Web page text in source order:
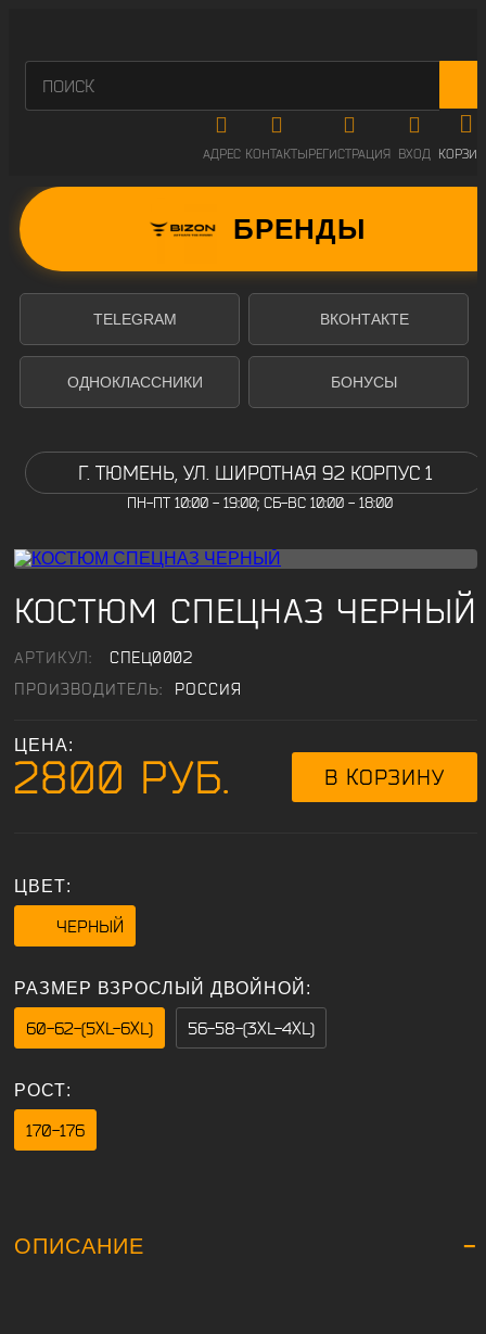
АДРЕС КОНТАКТЫРЕГИСТРАЦИЯ ВХОД
TELEGRAM ВКОНТАКТЕ
БРЕНДЫ
ОДНОКЛАССНИКИ БОНУСЫ
Г. ТЮМЕНЬ, УЛ. ШИРОТНАЯ 92 КОРПУС 1
ПН-ПТ 10:00 - 19:00; СБ-ВС 10:00 - 18:00
КОСТЮМ СПЕЦНАЗ ЧЕРНЫЙ
АРТИКУЛ:
СПЕЦ0002
ПРОИЗВОДИТЕЛЬ:
РОССИЯ
ЦЕНА:
2800 РУБ.
ЦВЕТ:
ЧЕРНЫЙ
РАЗМЕР ВЗРОСЛЫЙ ДВОЙНОЙ:
60-62-(5XL-6XL) 56-58-(3XL-4XL)
РОСТ:
170-176
ОПИСАНИЕ